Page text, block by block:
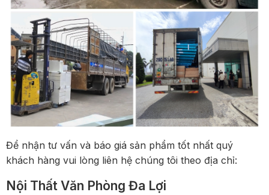
Để nhận tư vấn và báo giá sản phẩm tốt nhất quý
khách hàng vui lòng liên hệ chúng tôi theo địa chỉ:
Nội Thất Văn Phòng Đa Lợi